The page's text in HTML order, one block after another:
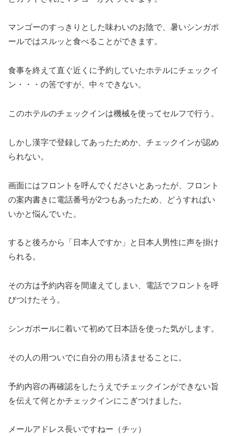
マンゴーのすっきりとした味わいのお陰で、暑いシンガポ
ールではスルッと食べることができます。
食事を終えて直ぐ近くに予約していたホテルにチェックイ
ン・・・の筈ですが、中々できない。
このホテルのチェックインは機械を使ってセルフで行う。
しかし漢字で登録してあったためか、チェックインが認め
られない。
画面にはフロントを呼んでくださいとあったが、フロント
の案内書きに電話番号が2つもあったため、どうすればい
いかと悩んでいた。
すると後ろから「日本人ですか」と日本人男性に声を掛け
られる。
その方は予約内容を間違えてしまい、電話でフロントを呼
びつけたそう。
シンガポールに着いて初めて日本語を使った気がします。
その人の用ついでに自分の用も済ませることに。
予約内容の再確認をしたうえでチェックインができない旨
を伝えて何とかチェックインにこぎつけました。
メールアドレス長いですねー（チッ）